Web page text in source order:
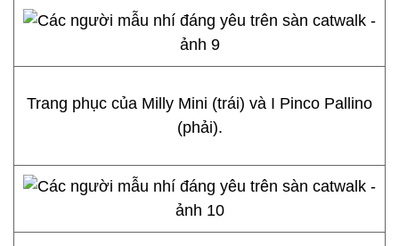
Trang phục của Milly Mini (trái) và I Pinco Pallino
(phải).